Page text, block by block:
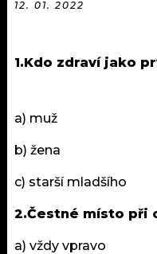
12. 01. 2022
1.Kdo zdraví jako
a) muž
b) žena
c) starší mladšího
2.Čestné místo při
a) vždy vpravo